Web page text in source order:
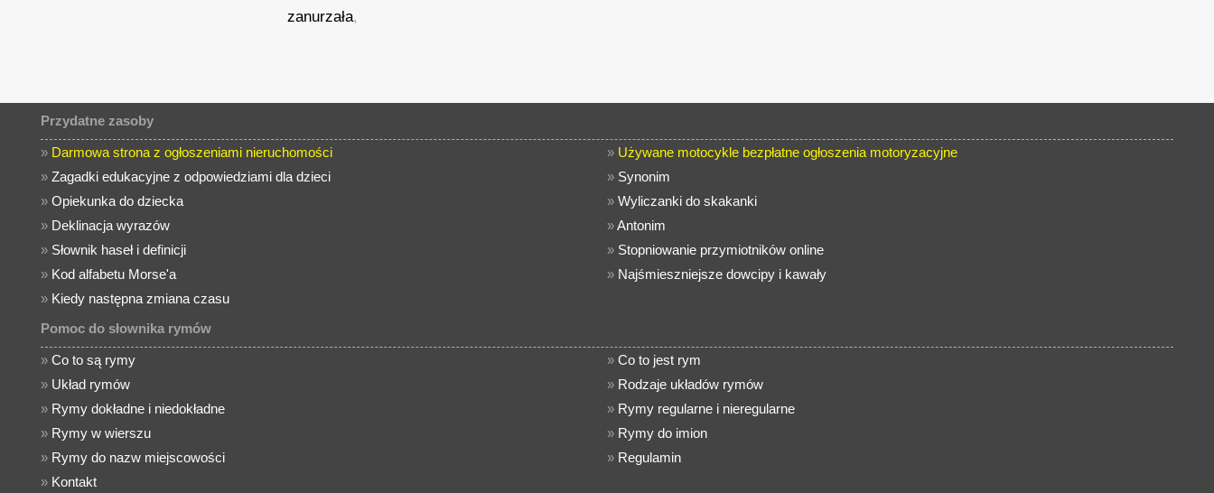
zanurzała,
Przydatne zasoby
» Darmowa strona z ogłoszeniami nieruchomości » Używane motocykle bezpłatne ogłoszenia motoryzacyjne
»Zagadki edukacyjne z odpowiedziami dla dzieci » Synonim
»Opiekunka do dziecka » Wyliczanki do skakanki
» Deklinacja wyrazów »Antonim
» Słownik haseł i definicji » Stopniowanie przymiotników online
» Kod alfabetu Morse'a » Najśmieszniejsze dowcipy i kawały
» Kiedy następna zmiana czasu
Pomoc do słownika rymów
»Co to są rymy » Co to jest rym
» Układ rymów » Rodzaje układów rymów
» Rymy dokładne i niedokładne » Rymy regularne i nieregularne
» Rymy w wierszu » Rymy do imion
» Rymy do nazw miejscowości » Regulamin
» Kontakt